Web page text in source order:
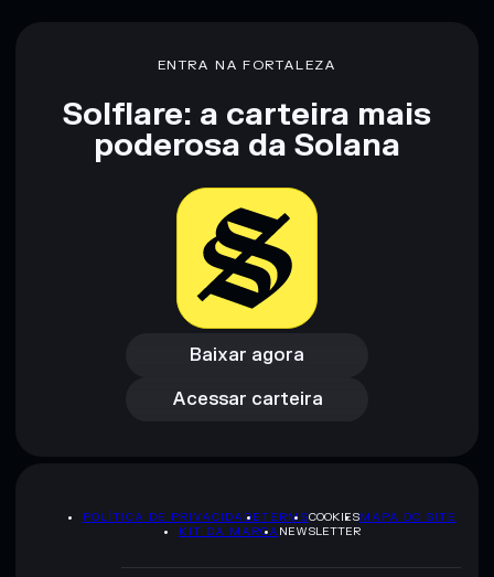
ENTRA NA FORTALEZA
Solflare: a carteira mais
poderosa da Solana
Baixar agora
Baixar agora
Acessar carteira
Acessar carteira
POLÍTICA DE PRIVACIDADETERMSCOOKIESMAPA DO SITE
KIT DA MARCA NEWSLETTER